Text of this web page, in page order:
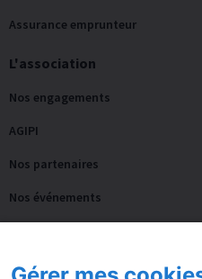
Assurance emprunteur
L'association
Nos engagements
AGIPI
Nos partenaires
Nos événements